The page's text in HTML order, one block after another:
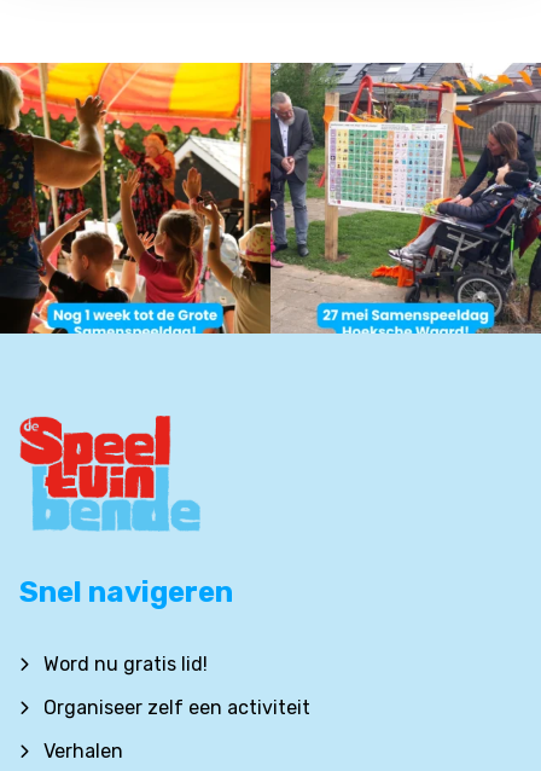
Snel navigeren
Word nu gratis lid!
Organiseer zelf een activiteit
Verhalen